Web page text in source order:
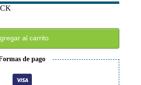
al carrito
de pago